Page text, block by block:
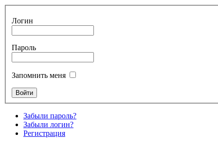
Логин
Пароль
Запомнить меня
Забыли пароль?
Забыли логин?
Регистрация